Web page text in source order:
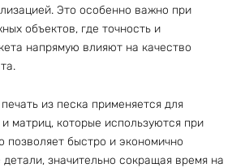
Это особенно важно при
объектов, где точность и
напрямую влияют на качество
из песка применяется для
матриц, которые используются при
позволяет быстро и экономично
значительно сокращая время на